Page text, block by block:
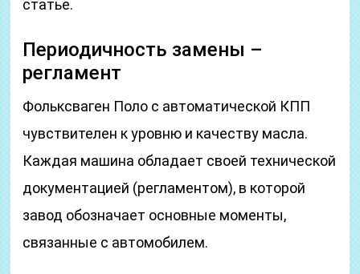
статье.
Периодичность замены –
регламент
Фольксваген Поло с автоматической КПП
чувствителен к уровню и качеству масла.
Каждая машина обладает своей технической
документацией (регламентом), в которой
завод обозначает основные моменты,
связанные с автомобилем.